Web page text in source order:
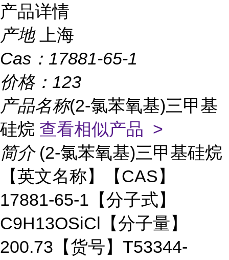
产品详情
产地
上海
Cas： 17881-65-1
价格： 123
产品名称(2-氯苯氧基)三甲基
硅烷 查看相似产品 >
简介 (2-氯苯氧基)三甲基硅烷
【英文名称】【CAS】
17881-65-1【分子式】
C9H13OSiCl【分子量】
200.73【货号】T53344-